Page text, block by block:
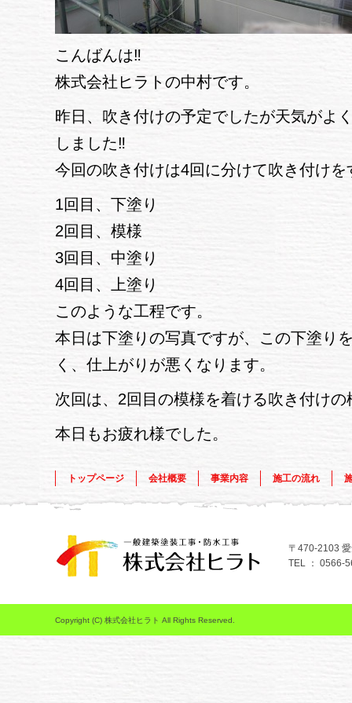
こんばんは‼
株式会社ヒラトの中村です。
昨日、吹き付けの予定でしたが天気がよ
しました‼
今回の吹き付けは4回に分けて吹き付け
1回目、下塗り
2回目、模様
3回目、中塗り
4回目、上塗り
このような工程です。
本日は下塗りの写真ですが、この下塗り
く、仕上がりが悪くなります。
次回は、2回目の模様を着ける吹き付け
本日もお疲れ様でした。
トップページ 会社概要 事業内容 施工の流れ
〒470-2103
TEL ： 0566-
Copyright (C) 株式会社ヒラト All Rights Reserved.